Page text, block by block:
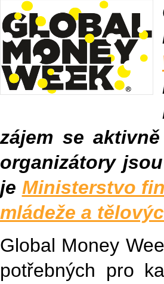
zájem se
organizátory
je Ministerstvo
mládeže a
Global Money
potřebných pro